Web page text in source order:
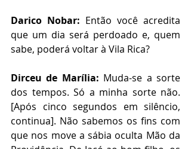
Darico Nobar: Então você acredita
que um dia será perdoado e, quem
sabe, poderá voltar à Vila Rica?
Dirceu de Marília: Muda-se a sorte
dos tempos. Só a minha sorte não.
[Após cinco segundos em silêncio,
continua]. Não sabemos os fins com
que nos move a sábia oculta Mão da